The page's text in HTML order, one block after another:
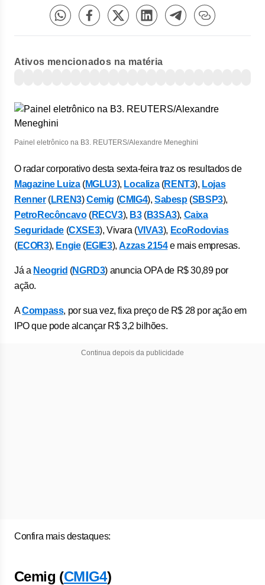
Ativos mencionados na matéria
Painel eletrônico na B3. REUTERS/Alexandre Meneghini
O radar corporativo desta sexta-feira traz os resultados de
Magazine Luiza(MGLU3), Localiza(RENT3), Lojas
Renner(LREN3)Cemig (CMIG4),Sabesp(SBSP3),
PetroRecôncavo(RECV3), B3(B3SA3), Caixa
Seguridade (CXSE3), Vivara (VIVA3), EcoRodovias
(ECOR3), Engie(EGIE3),Azzas 2154e mais empresas.
Já a Neogrid (NGRD3) anuncia OPA de R$ 30,89 por
ação.
ACompass, por sua vez, fixa preço de R$ 28 por ação em
IPO que pode alcançar R$ 3,2 bilhões.
Continua depois da publicidade
Confira mais destaques:
Cemig (CMIG4)